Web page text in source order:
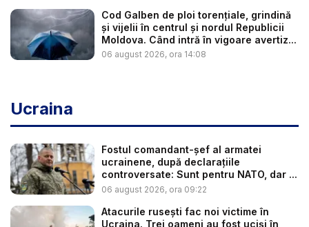
Cod Galben de ploi torențiale, grindină
și vijelii în centrul și nordul Republicii
Moldova. Când intră în vigoare avertiz...
06 august 2026, ora 14:08
Ucraina
Fostul comandant-șef al armatei
ucrainene, după declarațiile
controversate: Sunt pentru NATO, dar ...
06 august 2026, ora 09:22
Atacurile rusești fac noi victime în
Ucraina. Trei oameni au fost uciși în